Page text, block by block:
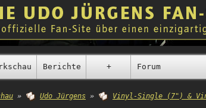
Berichte + Forum
» Udo Jürgens »
Vinyl-Single (7") &